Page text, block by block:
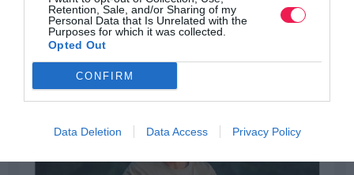
Retention, Sale, and/or Sharing of my
Personal Data that Is Unrelated with the
Purposes for which it was collected.
Opted Out
CONFIRM
Data Deletion Data Access Privacy Policy